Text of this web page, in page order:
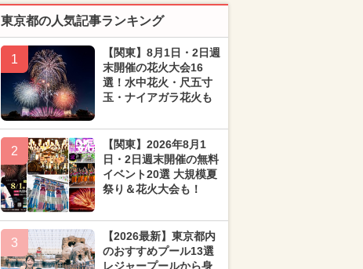
東京都の人気記事ランキング
1
【関東】8月1日・2日週
末開催の花火大会16
選！水中花火・尺五寸
玉・ナイアガラ花火も
2
【関東】2026年8月1
日・2日週末開催の無料
イベント20選 大規模夏
祭り＆花火大会も！
3
【2026最新】東京都内
のおすすめプール13選
レジャープールから身